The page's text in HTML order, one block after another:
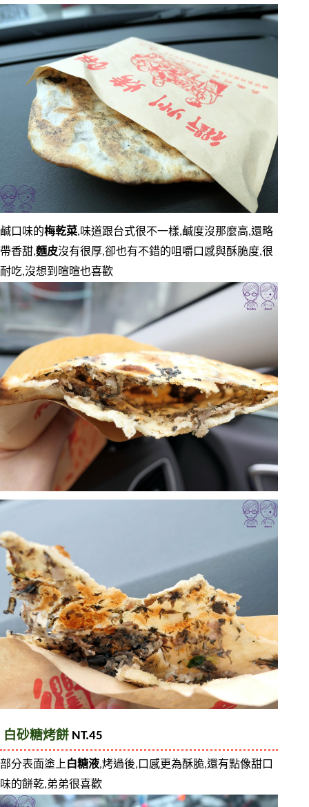
鹹口味的梅乾菜,味道跟台式很不一樣,鹹度沒那麼高,還略
帶香甜,麵皮沒有很厚,卻也有不錯的咀嚼口感與酥脆度,很
耐吃,沒想到暄暄也喜歡
白砂糖烤餅 NT.45
部分表面塗上 白糖液,烤過後,口感更為酥脆,還有點像甜口
味的餅乾,弟弟很喜歡